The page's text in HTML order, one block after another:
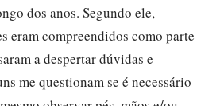
dos anos. Segundo ele,
eram compreendidos como parte
a despertar dúvidas e
me questionam se é necessário